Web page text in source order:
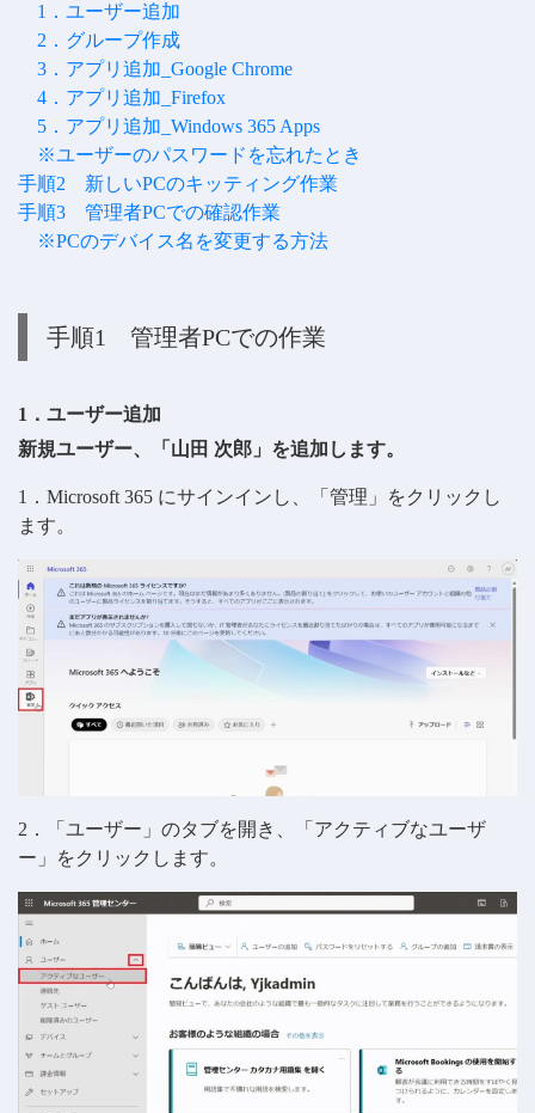
1．ユーザー追加
2．グループ作成
3．アプリ追加_Google Chrome
4．アプリ追加_Firefox
5．アプリ追加_Windows 365 Apps
※ユーザーのパスワードを忘れたとき
手順2 新しいPCのキッティング作業
手順3 管理者PCでの確認作業
※PCのデバイス名を変更する方法
手順1 管理者PCでの作業
1．ユーザー追加
新規ユーザー、「山田 次郎」を追加します。
1．Microsoft 365 にサインインし、「管理」をクリックし
ます。
2．「ユーザー」のタブを開き、「アクティブなユーザ
ー」をクリックします。